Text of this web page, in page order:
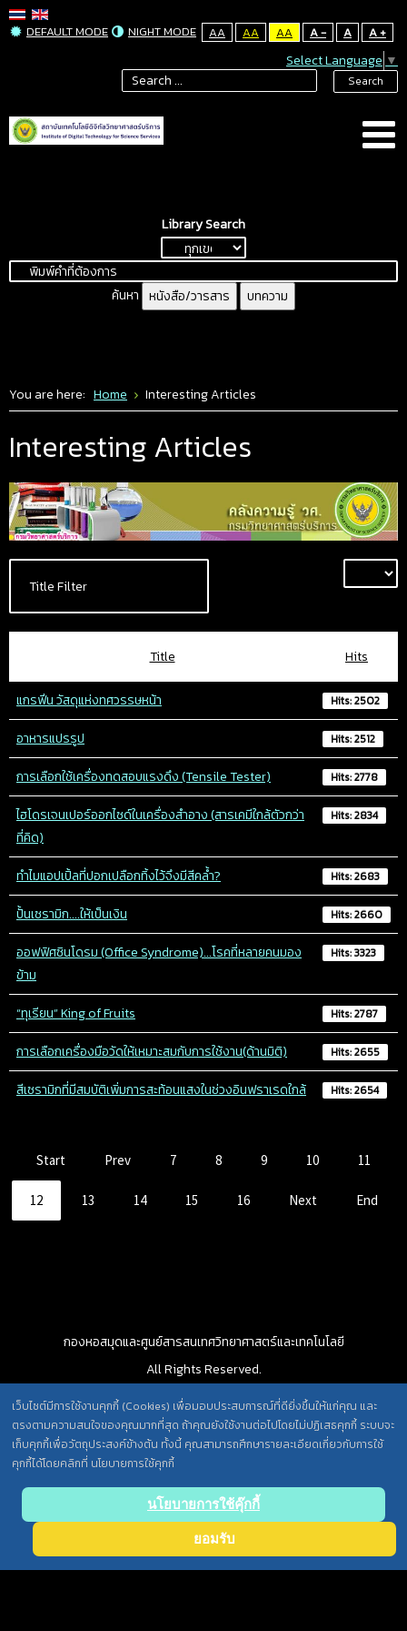
DEFAULT MODE NIGHT MODE AA AA AA A - A A +
Select Language ▼
Search
Library Search
ค้นหา หนังสือ/วารสาร บทความ
You are here: Home Interesting Articles
Interesting Articles
Title Hits
แกรฟีน วัสดุแห่งทศวรรษหน้า Hits: 2502
อาหารแปรรูป Hits: 2512
การเลือกใช้เครื่องทดสอบแรงดึง (Tensile Tester) Hits: 2778
ไฮโดรเจนเปอร์ออกไซด์ในเครื่องสำอาง (สารเคมีใกล้ตัวกว่า
ที่คิด)
Hits: 2834
ทำไมแอปเปิ้ลที่ปอกเปลือกทิ้งไว้จึงมีสีคล้ำ? Hits: 2683
ปั้นเซรามิก....ให้เป็นเงิน Hits: 2660
ออฟฟิศซินโดรม (Office Syndrome)...โรคที่หลายคนมอง
ข้าม
Hits: 3323
“ทุเรียน” King of Fruits Hits: 2787
การเลือกเครื่องมือวัดให้เหมาะสมกับการใช้งาน(ด้านมิติ) Hits: 2655
สีเซรามิกที่มีสมบัติเพิ่มการสะท้อนแสงในช่วงอินฟราเรดใกล้ Hits: 2654
Start Prev 7 8 9 10 11
12 13 14 15 16 Next End
เว็บไซต์มีการใช้งานคุกกี้ (Cookies) เพื่อมอบประสบการณ์ที่ดียิ่งขึ้นให้แก่คุณ และ
ตรงตามความสนใจของคุณมากที่สุด ถ้าคุณยังใช้งานต่อไปโดยไม่ปฏิเสธคุกกี้ ระบบจะ
เก็บคุกกี้เพื่อวัตถุประสงค์ข้างต้น ทั้งนี้ คุณสามารถศึกษารายละเอียดเกี่ยวกับการใช้
คุกกี้ได้โดยคลิกที่ นโยบายการใช้คุกกี้
นโยบายการใช้คุ๊กกี้
ยอมรับ
กองหอสมุดและศูนย์สารสนเทศวิทยาศาสตร์และเทคโนโลยี
All Rights Reserved.
นโยบายการคุ้มครองข้อมูลส่วนบุคคล วศ. /
ประกาศความเป็นส่วนตัว (Privacy Notice) สำหรับการบริการสารสนเทศ
to top